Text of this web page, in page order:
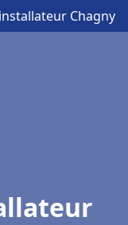
Chagny